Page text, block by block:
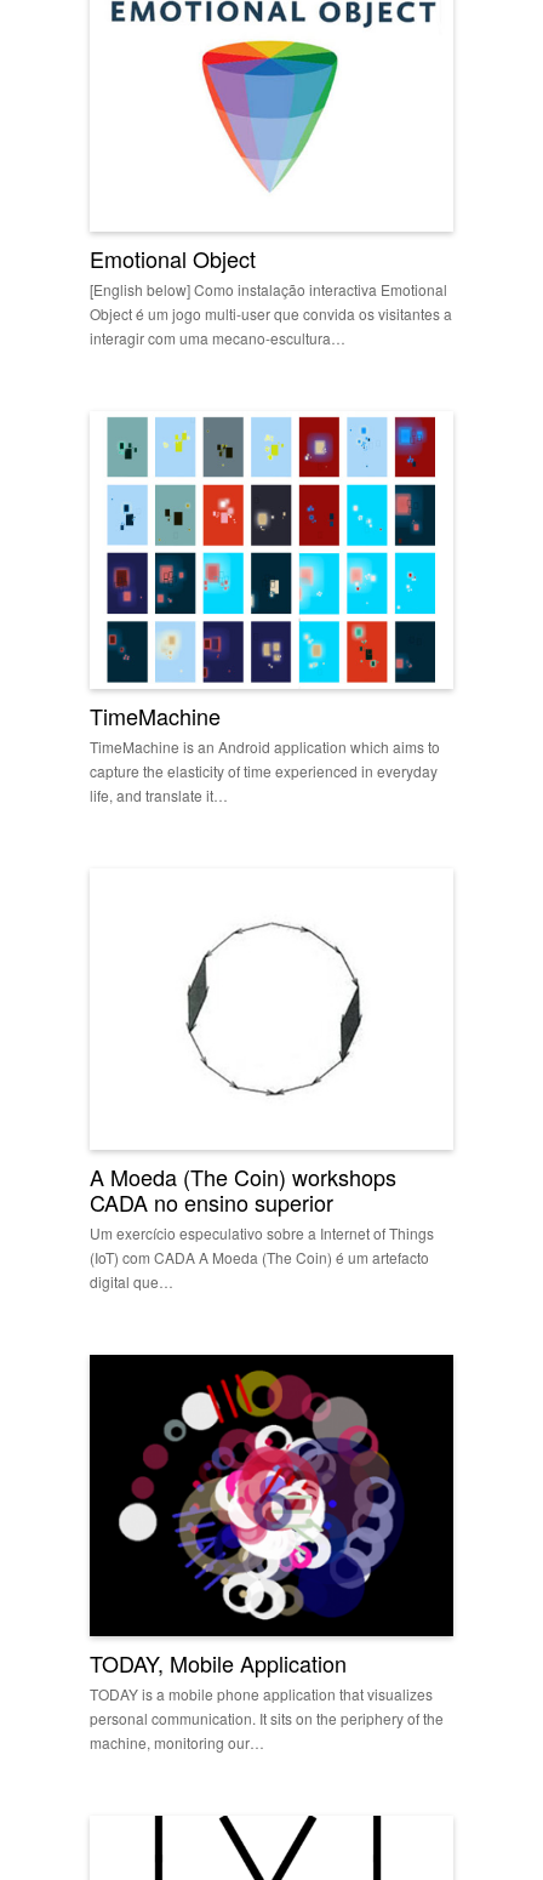
Emotional Object
[English below] Como instalação interactiva Emotional
Object é um jogo multi-user que convida os visitantes a
interagir com uma mecano-escultura…
TimeMachine
TimeMachine is an Android application which aims to
capture the elasticity of time experienced in everyday
life, and translate it…
A Moeda (The Coin) workshops
CADA no ensino superior
Um exercício especulativo sobre a Internet of Things
(IoT) com CADA A Moeda (The Coin) é um artefacto
digital que…
TODAY, Mobile Application
TODAY is a mobile phone application that visualizes
personal communication. It sits on the periphery of the
machine, monitoring our…